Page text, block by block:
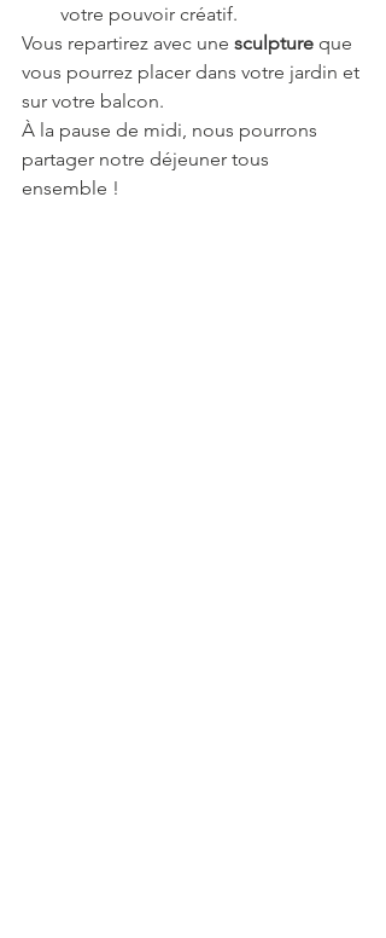
votre pouvoir créatif.
Vous repartirez avec une sculpture que
vous pourrez placer dans votre jardin et
sur votre balcon.
À la pause de midi, nous pourrons
partager notre déjeuner tous
ensemble !